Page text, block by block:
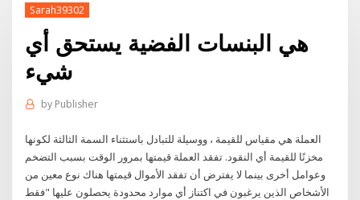
Sarah39302
هي البنسات الفضية يستحق أي
شيء
by Publisher
العملة هي مقياس للقيمة ، ووسيلة للتبادل باستثناء السمة الثالثة لكونها
مخزنًا للقيمة أي النقود. تفقد العملة قيمتها بمرور الوقت بسبب التضخم
وعوامل أخرى بينما لا يفترض أن تفقد الأموال قيمتها هناك نوع معين من
الأشخاص الذين يرغبون في اكتناز أي موارد محدودة يحصلون عليها "فقط